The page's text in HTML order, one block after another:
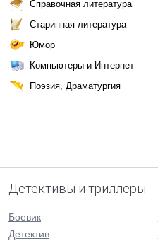
Справочная литература
Старинная литература
Юмор
Компьютеры и Интернет
Поэзия, Драматургия
Детективы и триллеры
Боевик
Детектив